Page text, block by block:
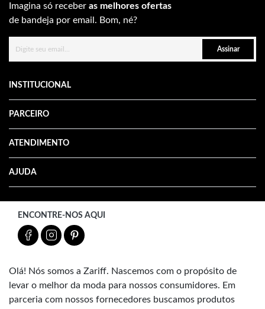
Imagina só receber as melhores ofertas
de bandeja por email. Bom, né?
Assinar
INSTITUCIONAL
PARCEIRO
ATENDIMENTO
AJUDA
ENCONTRE-NOS AQUI
Olá! Nós somos a Zariff. Nascemos com o propósito de
levar o melhor da moda para nossos consumidores. Em
parceria com nossos fornecedores buscamos produtos